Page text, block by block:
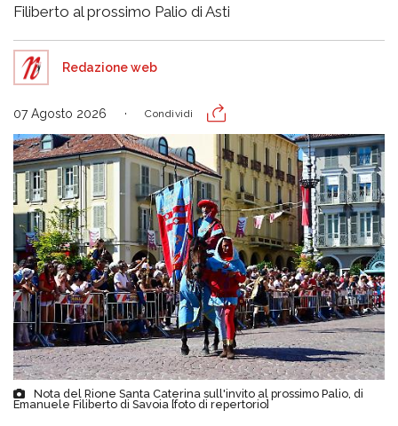
Filiberto al prossimo Palio di Asti
Redazione web
07 Agosto 2026 Condividi
Nota del Rione Santa Caterina sull'invito al prossimo Palio, di
Emanuele Filiberto di Savoia [foto di repertorio]